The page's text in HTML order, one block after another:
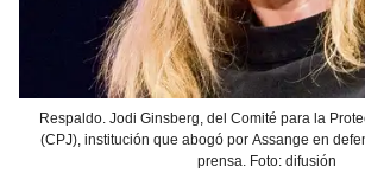
Respaldo. Jodi Ginsberg, del Comité para la
(CPJ), institución que abogó por Assange en
prensa. Foto: difusión